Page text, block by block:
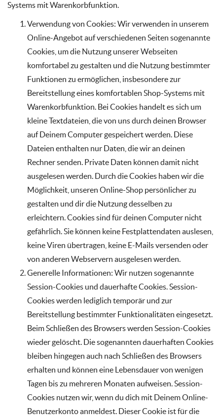
Systems mit Warenkorbfunktion.
Verwendung von Cookies: Wir verwenden in unserem
Online-Angebot auf verschiedenen Seiten sogenannte
Cookies, um die Nutzung unserer Webseiten
komfortabel zu gestalten und die Nutzung bestimmter
Funktionen zu ermöglichen, insbesondere zur
Bereitstellung eines komfortablen Shop-Systems mit
Warenkorbfunktion. Bei Cookies handelt es sich um
kleine Textdateien, die von uns durch deinen Browser
auf Deinem Computer gespeichert werden. Diese
Dateien enthalten nur Daten, die wir an deinen
Rechner senden. Private Daten können damit nicht
ausgelesen werden. Durch die Cookies haben wir die
Möglichkeit, unseren Online-Shop persönlicher zu
gestalten und dir die Nutzung desselben zu
erleichtern. Cookies sind für deinen Computer nicht
gefährlich. Sie können keine Festplattendaten auslesen,
keine Viren übertragen, keine E-Mails versenden oder
von anderen Webservern ausgelesen werden.
Generelle Informationen: Wir nutzen sogenannte
Session-Cookies und dauerhafte Cookies. Session-
Cookies werden lediglich temporär und zur
Bereitstellung bestimmter Funktionalitäten eingesetzt.
Beim Schließen des Browsers werden Session-Cookies
wieder gelöscht. Die sogenannten dauerhaften Cookies
bleiben hingegen auch nach Schließen des Browsers
erhalten und können eine Lebensdauer von wenigen
Tagen bis zu mehreren Monaten aufweisen. Session-
Cookies nutzen wir, wenn du dich mit Deinem Online-
Benutzerkonto anmeldest. Dieser Cookie ist für die